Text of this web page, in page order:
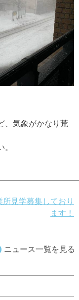
、気象がかなり荒
所見学募集しており
ます！
ニュース一覧を見る